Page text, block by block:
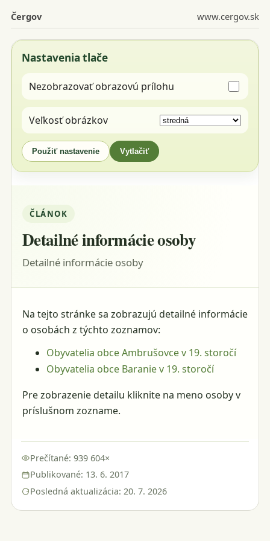
Čergov www.cergov.sk
Nastavenia tlače
Nezobrazovať obrazovú prílohu
Veľkosť obrázkov
Použiť nastavenie Vytlačiť
ČLÁNOK
Detailné informácie osoby
Detailné informácie osoby
Na tejto stránke sa zobrazujú detailné informácie
o osobách z týchto zoznamov:
Obyvatelia obce Ambrušovce v 19. storočí
Obyvatelia obce Baranie v 19. storočí
Pre zobrazenie detailu kliknite na meno osoby v
príslušnom zozname.
Prečítané: 939 604×
Publikované: 13. 6. 2017
Posledná aktualizácia: 20. 7. 2026